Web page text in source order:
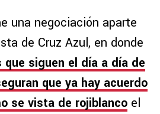
una negociación aparte
de Cruz Azul, en donde
que siguen el día a día de
que ya hay acuerdo
se vista de rojiblanco el